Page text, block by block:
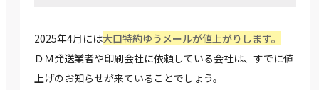
2025年4月には大口特約ゆうメールが値上がりします。
ＤＭ発送業者や印刷会社に依頼している会社は、すでに値
上げのお知らせが来ていることでしょう。